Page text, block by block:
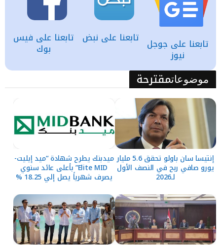
تابعنا على فيس
بوك
تابعنا على نبض تابعنا على جوجل
نيوز
موضوعاتمقترحة
إنتيسا سان باولو تحقق 5.6 مليار
يورو صافي ربح في النصف الأول
لـ2026
ميدبنك يطرح شهادة “ميد إيليت-
Elite MID” بأعلى عائد سنوي
يصرف شهرياً يصل إلي 18.25 %